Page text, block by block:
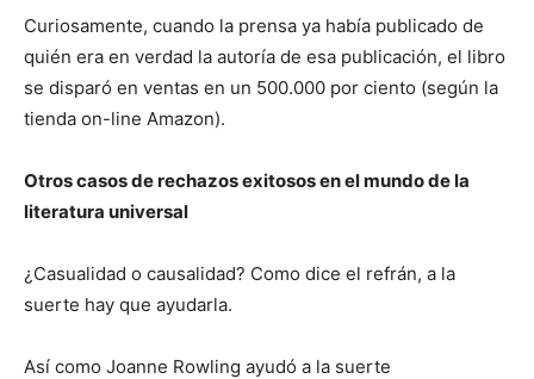
Curiosamente, cuando la prensa ya había publicado de
quién era en verdad la autoría de esa publicación, el libro
se disparó en ventas en un 500.000 por ciento (según la
tienda on-line Amazon).
Otros casos de rechazos exitosos en el mundo de la
literatura universal
¿Casualidad o causalidad? Como dice el refrán, a la
suerte hay que ayudarla.
Así como Joanne Rowling ayudó a la suerte